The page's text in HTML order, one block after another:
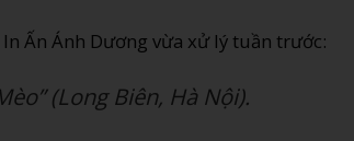
Ấn Ánh Dương vừa xử lý tuần trước:
(Long Biên, Hà Nội).